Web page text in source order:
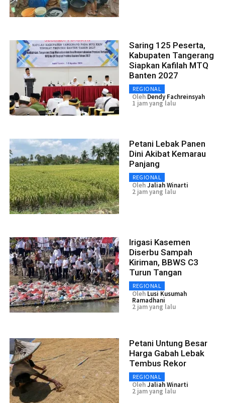
Saring 125 Peserta,
Kabupaten Tangerang
Siapkan Kafilah MTQ
Banten 2027
REGIONAL
Oleh Dendy Fachreinsyah
1 jam yang lalu
Petani Lebak Panen
Dini Akibat Kemarau
Panjang
REGIONAL
OlehJaliah Winarti
2 jam yang lalu
Irigasi Kasemen
Diserbu Sampah
Kiriman, BBWS C3
Turun Tangan
REGIONAL
Oleh Lusi Kusumah
Ramadhani
2 jam yang lalu
Petani Untung Besar
Harga Gabah Lebak
Tembus Rekor
REGIONAL
OlehJaliah Winarti
2 jam yang lalu